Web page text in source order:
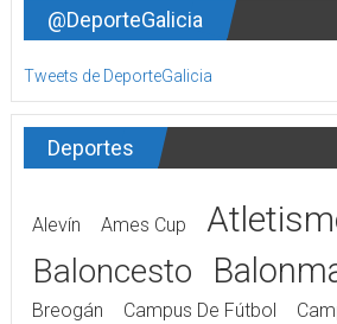
@DeporteGalicia
Tweets de DeporteGalicia
Deportes
Alevín Ames Cup
Baloncesto
Breogán
Campus De Fútbol